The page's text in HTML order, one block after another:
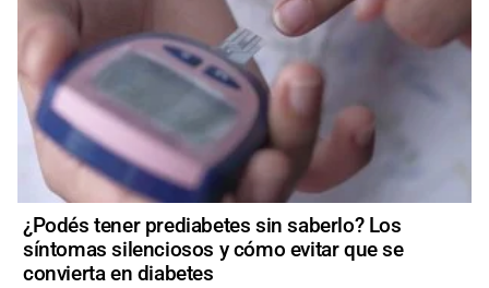
¿Podés tener prediabetes sin saberlo? Los
síntomas silenciosos y cómo evitar que se
convierta en diabetes